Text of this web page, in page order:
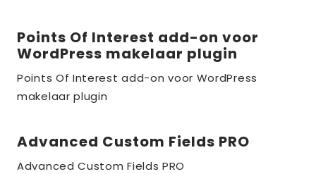
Lees
meer
over
the_title;
Points Of Interest add-on voor
WordPress makelaar plugin
Points Of Interest add-on voor WordPress
makelaar plugin
Lees
meer
Advanced Custom Fields PRO
Advanced Custom Fields PRO